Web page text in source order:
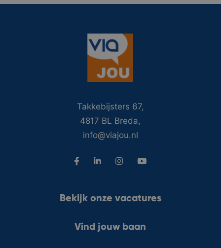
Takkebijsters 67,
4817 BL Breda,
info@viajou.nl
Bekijk onze vacatures
Vind jouw baan